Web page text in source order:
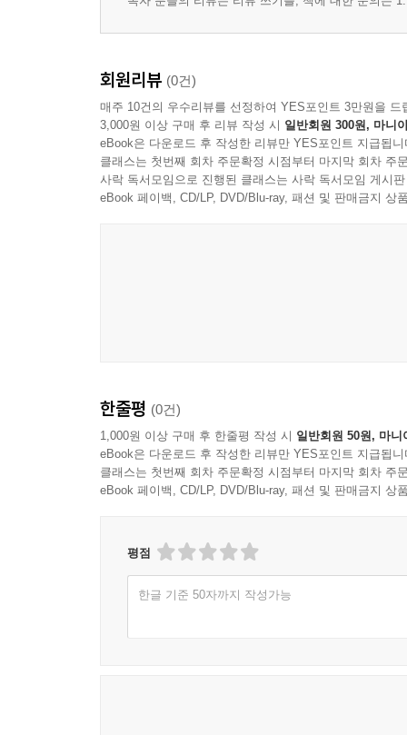
회원리뷰 (0건)
매주 10건의 우수리뷰를 선정하여 YES포인트 3만원을 드
3,000원 이상 구매 후 리뷰 작성 시 일반회원 300원, 마니
eBook은 다운로드 후 작성한 리뷰만 YES포인트 지급됩니
클래스는 첫번째 회차 주문확정 시점부터 마지막 회차 주
사락 독서모임으로 진행된 클래스는 사락 독서모임 게시
eBook 페이백, CD/LP, DVD/Blu-ray, 패션 및 판매금지 상
한줄평 (0건)
1,000원 이상 구매 후 한줄평 작성 시 일반회원 50원, 마니
eBook은 다운로드 후 작성한 리뷰만 YES포인트 지급됩니
클래스는 첫번째 회차 주문확정 시점부터 마지막 회차 주
eBook 페이백, CD/LP, DVD/Blu-ray, 패션 및 판매금지 상
평점
한글 기준 50자까지 작성가능